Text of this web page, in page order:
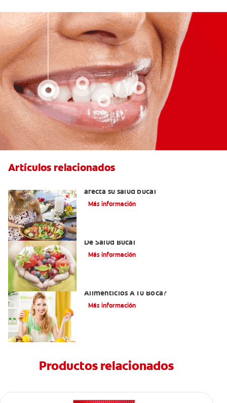
Artículos relacionados
afecta su salud bucal
Más información
De Salud Bucal
Más información
Alimenticios A Tu Boca?
Más información
Productos relacionados